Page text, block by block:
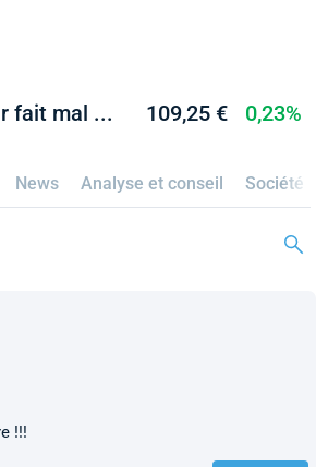
fait mal ... 109,25 € 0,23%
News Analyse et conseil Société
!!!